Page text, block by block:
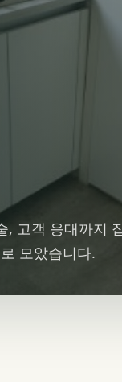
, 고객 응대까지
모았습니다.